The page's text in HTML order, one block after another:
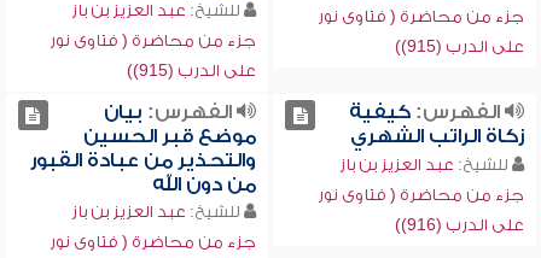
جزء من محاضرة ( فتاوى نور
على الدرب (915))
للشيخ: عبد العزيز بن باز
جزء من محاضرة ( فتاوى نور
على الدرب (915))
الفهرس:كيفية
زكاة الراتب الشهري
للشيخ: عبد العزيز بن باز
جزء من محاضرة ( فتاوى نور
على الدرب (916))
الفهرس: بيان
موضع قبر الحسين
والتحذير من عبادة القبور
من دون الله
للشيخ: عبد العزيز بن باز
جزء من محاضرة ( فتاوى نور